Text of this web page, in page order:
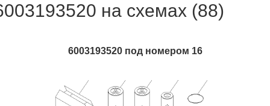
на схемах (88)
6003193520 под номером 16